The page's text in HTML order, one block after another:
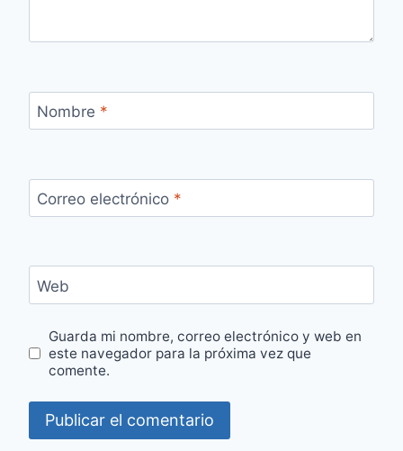
Nombre *
Correo electrónico *
Web
Guarda mi nombre, correo electrónico y web en
este navegador para la próxima vez que
comente.